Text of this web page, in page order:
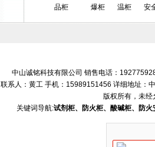
品柜
爆柜
温柜
安
中山诚铭科技有限公司 销售电话：
联系人：黄工 手机：15989151456 详细地址：
版权所有，未经
关键词导航:试剂柜、防火柜、酸碱柜、防